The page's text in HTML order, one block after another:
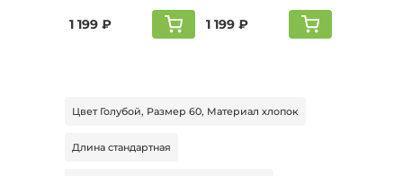
1 199 ₽ 1 199 ₽
Цвет Голубой, Размер 60, Материал хлопок
Длина стандартная